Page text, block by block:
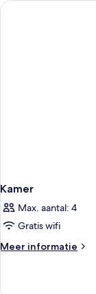
Kamer
Max. aantal: 4
Gratis wifi
Meer informatie
Meer